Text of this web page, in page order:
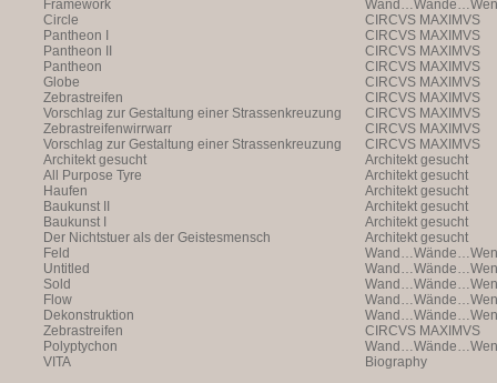
Framework
Circle
CIRCVS MAXIMVS
Pantheon I
CIRCVS MAXIMVS
Pantheon II
CIRCVS MAXIMVS
Pantheon
CIRCVS MAXIMVS
Globe
CIRCVS MAXIMVS
Zebrastreifen
CIRCVS MAXIMVS
Vorschlag zur Gestaltung einer Strassenkreuzung
CIRCVS MAXIMVS
Zebrastreifenwirrwarr
CIRCVS MAXIMVS
Vorschlag zur Gestaltung einer Strassenkreuzung
CIRCVS MAXIMVS
Architekt gesucht
Architekt gesucht
All Purpose Tyre
Architekt gesucht
Haufen
Architekt gesucht
Baukunst II
Architekt gesucht
Baukunst I
Architekt gesucht
Der Nichtstuer als der Geistesmensch
Architekt gesucht
Feld
Untitled
Sold
Flow
Dekonstruktion
Zebrastreifen
CIRCVS MAXIMVS
Polyptychon
VITA
Biography